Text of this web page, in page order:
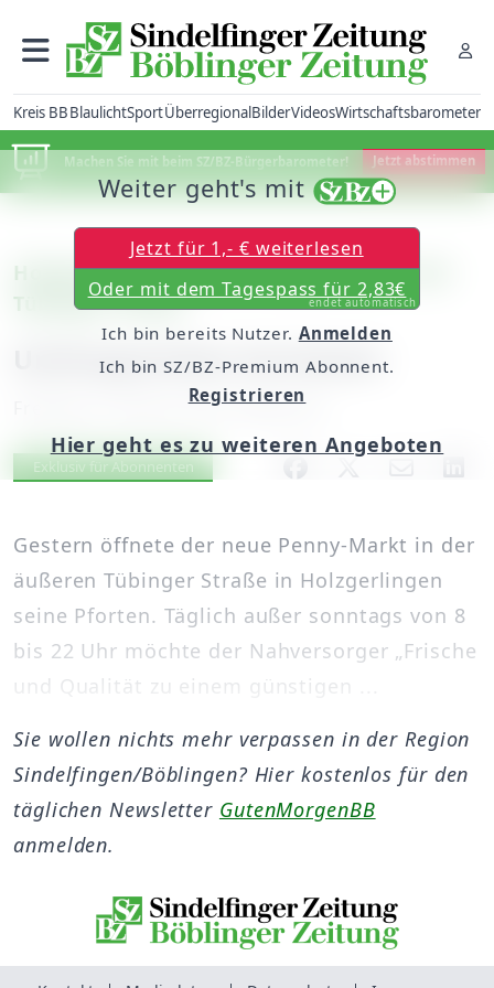
Kreis BBBlaulichtSportÜberregionalBilderVideosWirtschaftsbarometer
Machen Sie mit beim SZ/BZ-Bürgerbarometer! Jetzt abstimmen
Holzgerlingen: Neuer Penny-Markt in der
Tübinger Straße
Umfangreiches Sortiment
Freitag, 27. Januar 2012, 00:00 Uhr
Artikel vorlesen
Exklusiv für Abonnenten
Gestern öffnete der neue Penny-Markt in der
äußeren Tübinger Straße in Holzgerlingen
seine Pforten. Täglich außer sonntags von 8
bis 22 Uhr möchte der Nahversorger „Frische
und Qualität zu einem günstigen ...
Weiter geht's mit
Jetzt für 1,- € weiterlesen
Oder mit dem Tagespass für 2,83€
endet automatisch
Ich bin bereits Nutzer. Anmelden
Ich bin SZ/BZ-Premium Abonnent.
Registrieren
Hier geht es zu weiteren Angeboten
Sie wollen nichts mehr verpassen in der Region
Sindelfingen/Böblingen? Hier kostenlos für den
täglichen Newsletter GutenMorgenBB
anmelden.